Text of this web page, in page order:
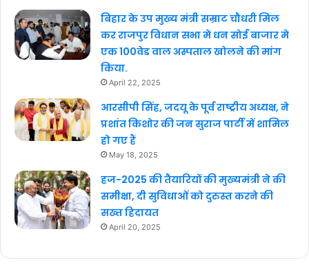
बिहार के उप मुख्य मंत्री सम्राट चौधरी मिल
कर राजपुर विधान सभा मे धन सोई बाजार मे
एक 100वेड वाल अस्पताल खोलने की मांग
किया.
April 22, 2025
आरसीपी सिंह, जदयू के पूर्व राष्ट्रीय अध्यक्ष, ने
प्रशांत किशोर की जन सुराज पार्टी में शामिल
हो गए हैं
May 18, 2025
हज-2025 की तैयारियों की मुख्यमंत्री ने की
समीक्षा, दी सुविधाओं को दुरुस्त करने की
सख्त हिदायत
April 20, 2025